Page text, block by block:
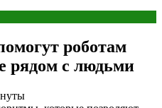
роботам
рядом с людьми